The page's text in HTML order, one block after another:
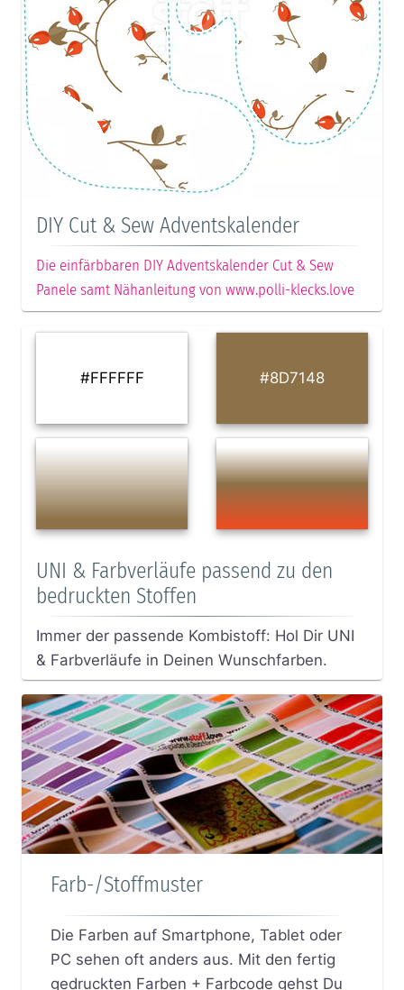
DIY Cut & Sew Adventskalender
Die einfärbbaren DIY Adventskalender Cut & Sew
Panele samt Nähanleitung von www.polli-klecks.love
#FFFFFF #8D7148
UNI & Farbverläufe passend zu den
bedruckten Stoffen
Immer der passende Kombistoff: Hol Dir UNI
& Farbverläufe in Deinen Wunschfarben.
Farb-/Stoffmuster
Die Farben auf Smartphone, Tablet oder
PC sehen oft anders aus. Mit den fertig
gedruckten Farben + Farbcode gehst Du